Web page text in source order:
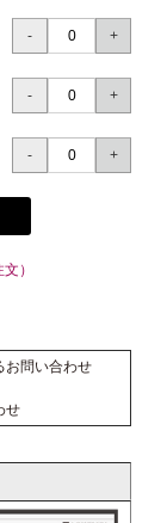
）
お問い合わせ
せ